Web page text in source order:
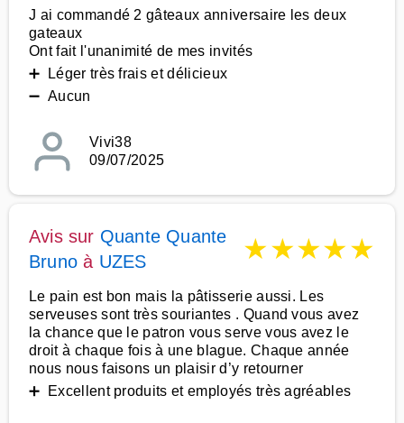
J ai commandé 2 gâteaux anniversaire les deux
gateaux
Ont fait l'unanimité de mes invités
➕ Léger très frais et délicieux
➖ Aucun
Vivi38
09/07/2025
Avis sur Quante Quante
Bruno à UZES ★★★★★
Le pain est bon mais la pâtisserie aussi. Les
serveuses sont très souriantes . Quand vous avez
la chance que le patron vous serve vous avez le
droit à chaque fois à une blague. Chaque année
nous nous faisons un plaisir d’y retourner
➕ Excellent produits et employés très agréables